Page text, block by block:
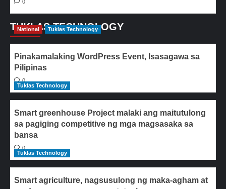
0
TUKLAS TECHNOLOGY
National Tuklas Technology
Pinakamalaking WordPress Event, Isasagawa sa
Pilipinas
0
Tuklas Technology
Smart greenhouse Project malaki ang maitutulong
sa pagiging competitive ng mga magsasaka sa
bansa
0
Tuklas Technology
Smart agriculture, nagsusulong ng maka-agham at